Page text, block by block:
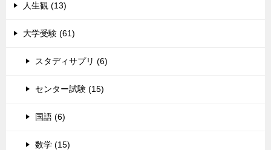
人生観 (13)
大学受験 (61)
スタディサプリ (6)
センター試験 (15)
国語 (6)
数学 (15)